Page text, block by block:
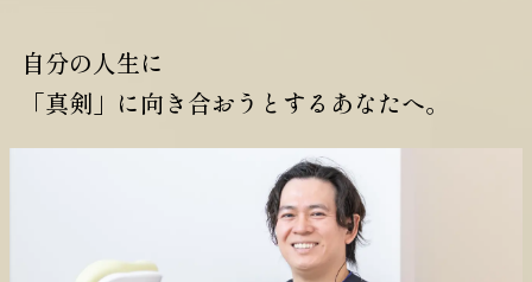
自分の人生に
「真剣」に向き合おうとするあなたへ。